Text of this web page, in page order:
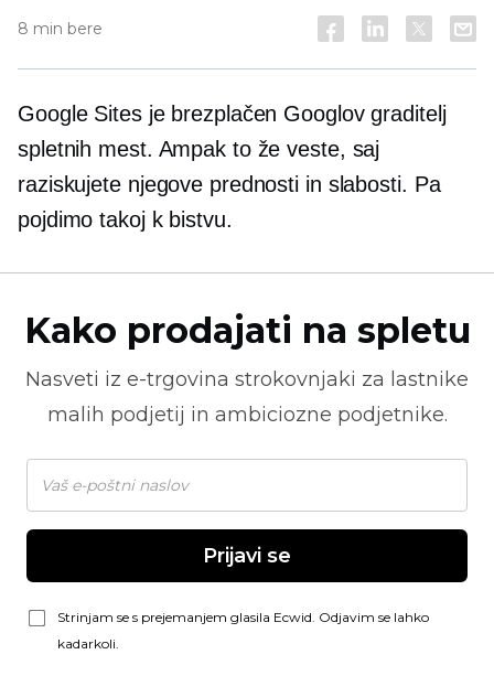
8 min bere
Google Sites je brezplačen Googlov graditelj
spletnih mest. Ampak to že veste, saj
raziskujete njegove prednosti in slabosti. Pa
pojdimo takoj k bistvu.
Kako prodajati na spletu
Nasveti iz e-trgovina strokovnjaki za lastnike
malih podjetij in ambiciozne podjetnike.
Prijavi se
Strinjam se s prejemanjem glasila Ecwid. Odjavim se lahko
kadarkoli.